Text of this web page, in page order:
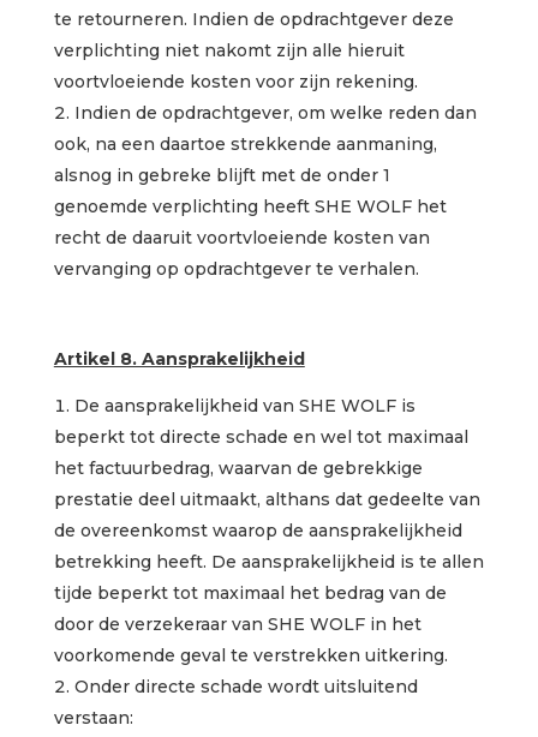
te retourneren. Indien de opdrachtgever deze
verplichting niet nakomt zijn alle hieruit
voortvloeiende kosten voor zijn rekening.
Indien de opdrachtgever, om welke reden dan
ook, na een daartoe strekkende aanmaning,
alsnog in gebreke blijft met de onder 1
genoemde verplichting heeft SHE WOLF het
recht de daaruit voortvloeiende kosten van
vervanging op opdrachtgever te verhalen.
Artikel 8. Aansprakelijkheid
De aansprakelijkheid van SHE WOLF is
beperkt tot directe schade en wel tot maximaal
het factuurbedrag, waarvan de gebrekkige
prestatie deel uitmaakt, althans dat gedeelte van
de overeenkomst waarop de aansprakelijkheid
betrekking heeft. De aansprakelijkheid is te allen
tijde beperkt tot maximaal het bedrag van de
door de verzekeraar van SHE WOLF in het
voorkomende geval te verstrekken uitkering.
Onder directe schade wordt uitsluitend
verstaan: